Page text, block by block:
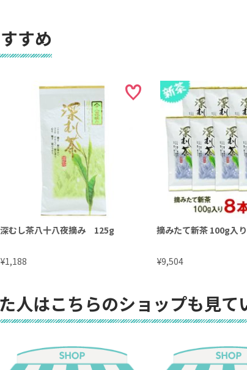
すめ
深むし茶八十八夜摘み 125g
¥1,188
摘みたて新茶 100g入
¥9,504
人はこちらのショップも見て